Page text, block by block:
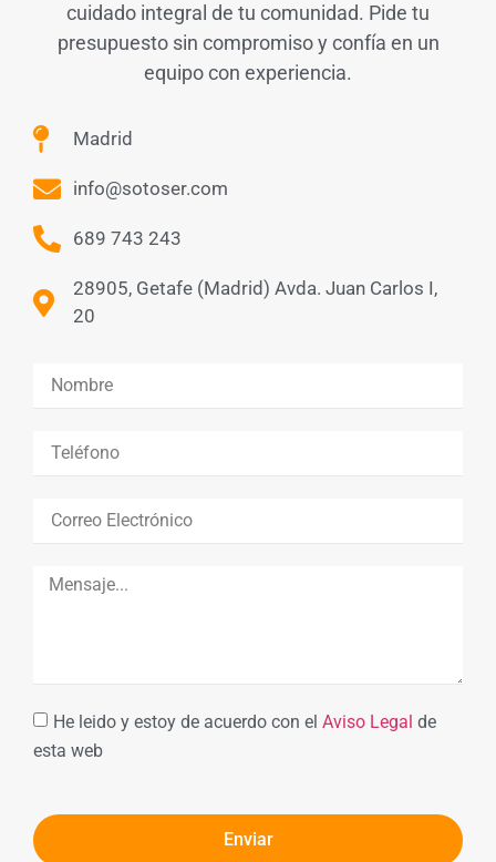
cuidado integral de tu comunidad. Pide tu
presupuesto sin compromiso y confía en un
equipo con experiencia.
Madrid
info@sotoser.com
689 743 243
28905, Getafe (Madrid) Avda. Juan Carlos I,
20
He leido y estoy de acuerdo con el Aviso Legal de
esta web
Enviar